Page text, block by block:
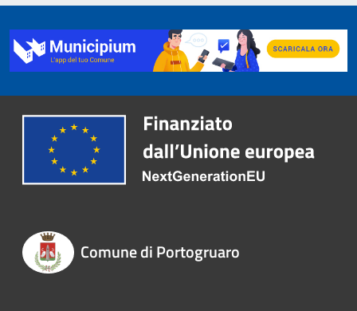
Comune di Portogruaro